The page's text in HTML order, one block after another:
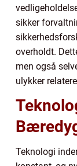
sikker
overholdt.
men også
ulykker
Teknologi